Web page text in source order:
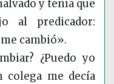
y tenía que
al predicador:
cambió».
¿Puedo yo
colega me decía